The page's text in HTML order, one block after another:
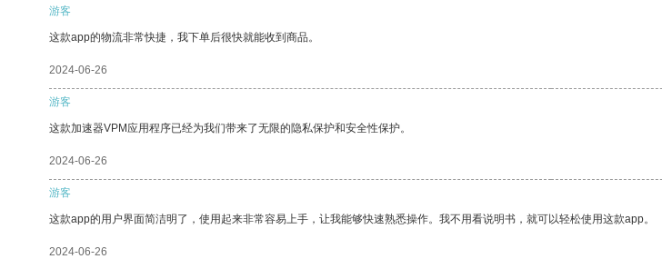
游客
这款app的物流非常快捷，我下单后很快就能收到商品。
2024-06-26
游客
这款加速器VPM应用程序已经为我们带来了无限的隐私保护和安全性保护。
2024-06-26
游客
这款app的用户界面简洁明了，使用起来非常容易上手，让我能够快速熟悉操作。我不用看说明书，就可以轻松使用这款app。
2024-06-26